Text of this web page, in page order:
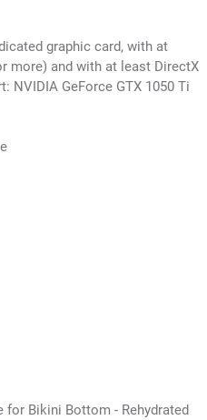
graphic card, with at
more) and with at least DirectX
NVIDIA GeForce GTX 1050 Ti
for Bikini Bottom - Rehydrated